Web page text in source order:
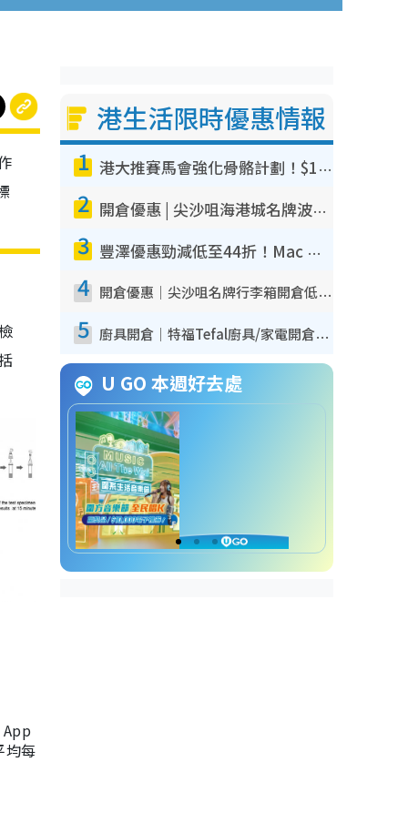
均每
港生活限時優惠情報
1 港大推賽馬會強化骨骼計劃！$100骨質密度X光檢查 完成免費運動訓練送超市禮券！附參加資格
2 開倉優惠 | 尖沙咀海港城名牌波鞋開倉低至1折！On鞋$899起／Joy&Peace鞋履$98起
3 豐澤優惠勁減低至44折！Mac mini/iPhone17Pro大減價！廚房家電$220起
4 開倉優惠｜尖沙咀名牌行李箱開倉低至4折！一連5日 American Tourister/ace./Hallmark $200起！
5 廚具開倉｜特福Tefal廚具/家電開倉低至3折！$220起買平底鍋/炒鑊/湯煲！電飯煲/吸塵機/燙斗$418起
U GO 本週好去處